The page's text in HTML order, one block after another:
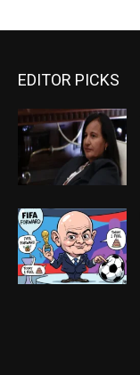
EDITOR PICKS